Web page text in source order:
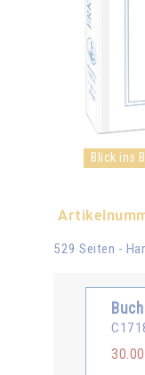
Blick ins
529 Seiten -
Buch